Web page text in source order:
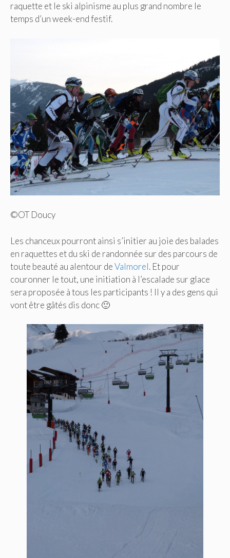
raquette et le ski alpinisme au plus grand nombre le
temps d’un week-end festif.
©OT Doucy
Les chanceux pourront ainsi s’initier au joie des balades
en raquettes et du ski de randonnée sur des parcours de
toute beauté au alentour deValmorel. Et pour
couronner le tout, une initiation à l’escalade sur glace
sera proposée à tous les participants ! Il y a des gens qui
vont être gâtés dis donc 🙂